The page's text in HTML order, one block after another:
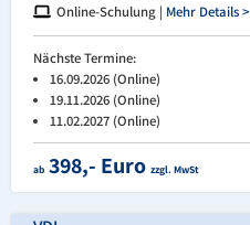
Online-Schulung | Mehr Details >
Nächste Termine:
16.09.2026 (Online)
19.11.2026 (Online)
11.02.2027 (Online)
ab 398,- Euro zzgl. MwSt